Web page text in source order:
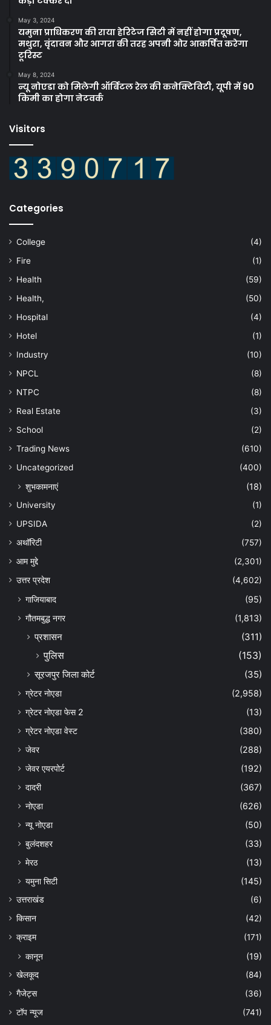
May 3, 2024
यमुना प्राधिकरण की राया हेरिटेज सिटी में नहीं होगा प्रदूषण,
मथुरा, वृंदावन और आगरा की तरह अपनी ओर आकर्षित करेगा
टूरिस्ट
May 8, 2024
न्यू नोएडा को मिलेगी ऑर्बिटल रेल की कनेक्टिविटी, यूपी में 90
किमी का होगा नेटवर्क
Visitors
Categories
College
(4)
Fire
(1)
Health
(59)
Health,
(50)
Hospital
(4)
Hotel
(1)
Industry
(10)
NPCL
(8)
NTPC
(8)
Real Estate
(3)
School
(2)
Trading News
(610)
Uncategorized
(400)
शुभकामनाएं (18)
University
(1)
UPSIDA
(2)
अथॉरिटी
(757)
आम मुद्दे
(2,301)
उत्तर प्रदेश
(4,602)
गाजियाबाद
(95)
गौतमबुद्ध नगर
(1,813)
प्रशासन
(311)
पुलिस
(153)
सूरजपुर जिला कोर्ट
(35)
ग्रेटर नोएडा
(2,958)
ग्रेटर नोएडा फेस 2
(13)
ग्रेटर नोएडा वेस्ट
(380)
जेवर
(288)
जेवर एयरपोर्ट
(192)
दादरी
(367)
नोएडा
(626)
न्यू नोएडा
(50)
बुलंदशहर
(33)
मेरठ
(13)
यमुना सिटी
(145)
उत्तराखंड
(6)
किसान
(42)
क्राइम
(171)
कानून (19)
खेलकूद
(84)
गैजेट्स
(36)
टॉप न्यूज
(741)